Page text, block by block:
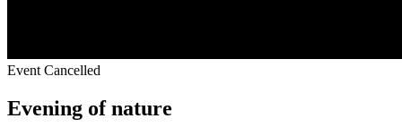
Event Cancelled
Evening of nature